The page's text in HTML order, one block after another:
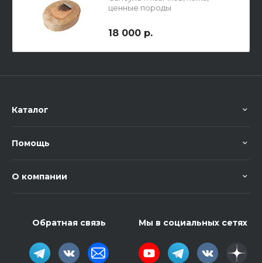
ценные породы
18 000 р.
Каталог
Помощь
О компании
Обратная связь Мы в социальных сетях